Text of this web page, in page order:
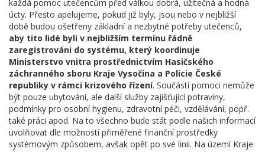
každá pomoc utečencům před válkou dobrá, užitečná a hodná
úcty. Přesto apelujeme, pokud již byly, jsou nebo v nejbližší
době budou ošetřeny základní a nezbytné potřeby utečenců,
aby tito lidé byli v nejbližším termínu řádně
zaregistrováni do systému, který koordinuje
Ministerstvo vnitra prostřednictvím Hasičského
záchranného sboru Kraje Vysočina a Policie České
republiky v rámci krizového řízení. Součástí pomoci nemůže
být pouze ubytování, ale další služby zajišťující potraviny,
podmínky pro osobní hygienu, zdravotní péči, vzdělávání, popř.
také práci apod. Na to všechno bude stát podle našich informací
uvolňovat dle možností přiměřené finanční prostředky
systémovým způsobem, avšak opět po své linii. Na území Kraje